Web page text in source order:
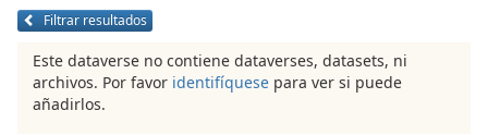
Filtrar resultados
Este dataverse no contiene dataverses, datasets, ni
archivos. Por favor identifíquese para ver si puede
añadirlos.